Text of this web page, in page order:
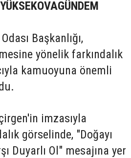
Başkanlığı,
yönelik farkındalık
kamuoyuna önemli
imzasıyla
görselinde, "Doğayı
Duyarlı Ol" mesajına yer